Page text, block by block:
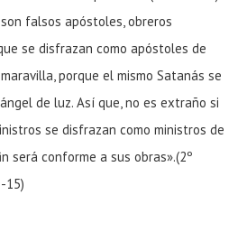
falsos apóstoles, obreros
se disfrazan como apóstoles de
porque el mismo Satanás se
de luz. Así que, no es extraño si
se disfrazan como ministros de
será conforme a sus obras».(2º
15)